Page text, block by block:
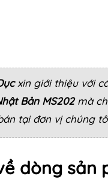
xin giới thiệu với
Bản MS202mà
tại đơn vị chúng
dòng sản